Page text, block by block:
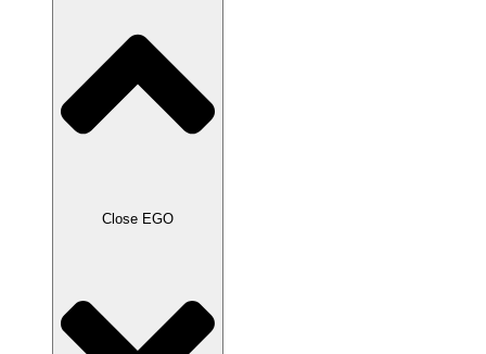
Close EGO